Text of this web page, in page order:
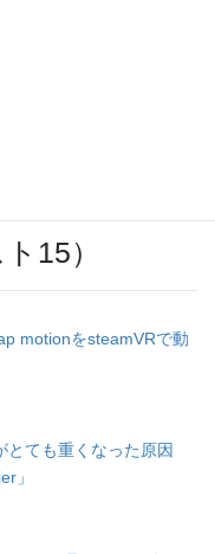
15）
motionをsteamVRで動
とても重くなった原因
」